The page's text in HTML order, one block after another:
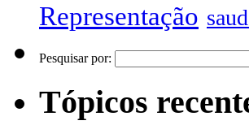
Representação
Pesquisar por:
Tópicos